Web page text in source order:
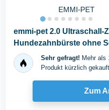
EMMI-PET
emmi-pet 2.0 Ultraschall-
Hundezahnbürste ohne
Sehr gefragt! Mehr als
Produkt kürzlich gekauft.
Zum